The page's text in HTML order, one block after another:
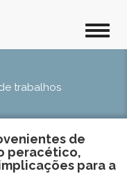
trabalhos
de
peracético,
para a